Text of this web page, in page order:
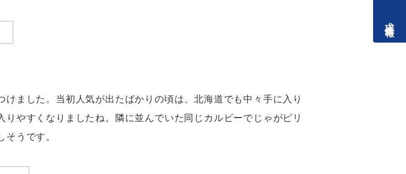
ました。当初人気が出たばかりの頃は、北海道でも中々手に入り
やすくなりましたね。隣に並んでいた同じカルビーでじゃがピリ
うです。